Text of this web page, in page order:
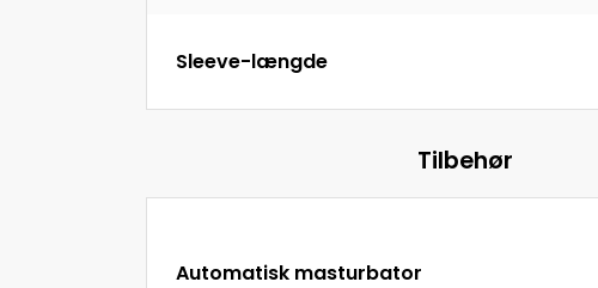
Sleeve-længde
Tilbehør
Automatisk masturbator